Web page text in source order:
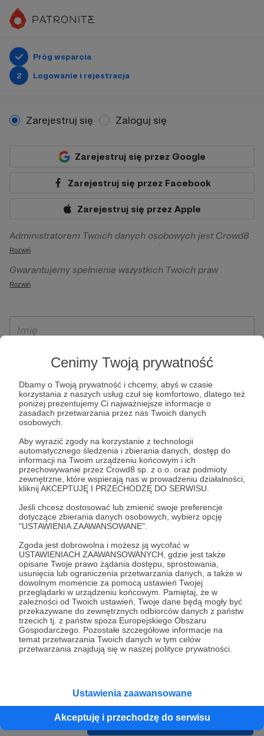
Cenimy Twoją prywatność
Dbamy o Twoją prywatność i chcemy, abyś w czasie
korzystania z naszych usług czuł się komfortowo, dlatego też
poniżej prezentujemy Ci najważniejsze informacje o
zasadach przetwarzania przez nas Twoich danych
osobowych.
Aby wyrazić zgody na korzystanie z technologii
automatycznego śledzenia i zbierania danych, dostęp do
informacji na Twoim urządzeniu końcowym i ich
przechowywanie przez Crowd8 sp. z o.o. oraz podmioty
zewnętrzne, które wspierają nas w prowadzeniu działalności,
kliknij AKCEPTUJĘ I PRZECHODZĘ DO SERWISU.
Jeśli chcesz dostosować lub zmienić swoje preferencje
dotyczące zbierania danych osobowych, wybierz opcję
"USTAWIENIA ZAAWANSOWANE".
Zgoda jest dobrowolna i możesz ją wycofać w
USTAWIENIACH ZAAWANSOWANYCH, gdzie jest także
opisane Twoje prawo żądania dostępu, sprostowania,
usunięcia lub ograniczenia przetwarzania danych, a także w
dowolnym momencie za pomocą ustawień Twojej
przeglądarki w urządzeniu końcowym. Pamiętaj, że w
zależności od Twoich ustawień, Twoje dane będą mogły być
przekazywane do zewnętrznych odbiorców danych z państw
trzecich tj. z państw spoza Europejskiego Obszaru
Gospodarczego. Pozostałe szczegółowe informacje na
temat przetwarzania Twoich danych w tym celów
przetwarzania znajdują się w naszej polityce prywatności.
Ustawienia zaawansowane
Akceptuję i przechodzę do serwisu
Próg wsparcia
2
Logowanie i rejestracja
Zarejestruj się Zaloguj się
Zarejestruj się przez Google
Zarejestruj się przez Facebook
Zarejestruj się przez Apple
Administratorem Twoich danych osobowych jest Crowd8
sp. z o.o. z siedziba w Warszawie, ul. Żwirki i Wigury 16, 02-
092 Warszawa. Twoje dane osobowe będą przetwarzane w
szczególności w celu wykonania umowy zawartej z Tobą, w
Patronite.pl, w tym możliwości dokonywania oraz
otrzymywania wsparcia na naszej platformie oraz
Rozwiń
Gwarantujemy spełnienie wszystkich Twoich praw
wynikających z ogólnego rozporządzenia o ochronie
ich przenoszenia, niepodlegania zautomatyzowanemu
wyrażenia sprzeciwu wobec przetwarzania Twoich danych
osobowych. Rejestracja dla osób niepełnoletnich możliwa
jest po przekazaniu podpisanego formularza "Zgodna na
założenie konta przez osobę niepełnoletnią", formularz
dostępny jest na stronie regulaminu Patronite.pl.
Rozwiń
* Zapoznałem się i akceptujęRegulaminserwisu oraz
Prywatności.
* Wyrażam zgodę na przetwarzanie moich danych
osobowych podanych w formularzu rejestracyjnym w celu
prawidłowego świadczenia usług serwisu Patronite.
Wyrażam zgodę na otrzymywanie drogą elektroniczną
informacji handlowych - newslettera. Opcja ta może zostać
zmieniona w ustawieniach konta.
Cofnij Zarejestruj się i przejdź dalej